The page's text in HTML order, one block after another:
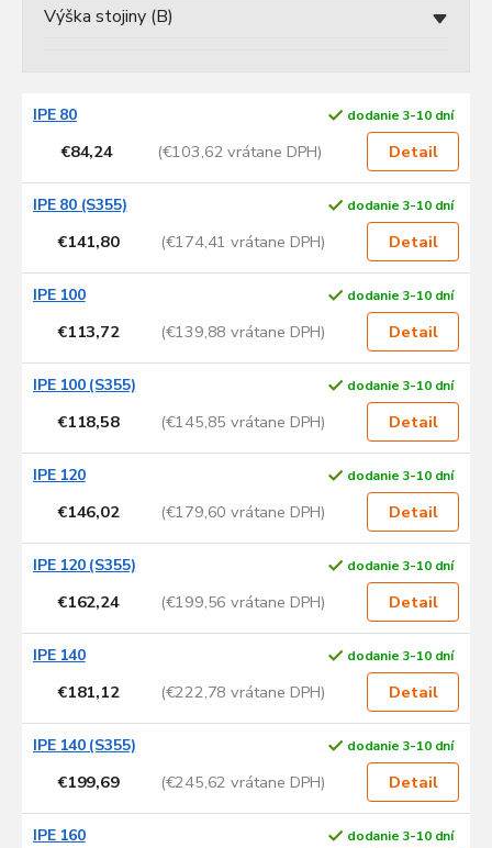
Výška stojiny (B)
V
i
o
d
t
IPE 80 dodanie 3-10 dní
€84,24 (€103,62 vrátane DPH) Detail
IPE 80 (S355) dodanie 3-10 dní
€141,80 (€174,41 vrátane DPH) Detail
IPE 100 dodanie 3-10 dní
€113,72 (€139,88 vrátane DPH) Detail
IPE 100 (S355) dodanie 3-10 dní
€118,58 (€145,85 vrátane DPH) Detail
IPE 120 dodanie 3-10 dní
€146,02 (€179,60 vrátane DPH) Detail
IPE 120 (S355) dodanie 3-10 dní
€162,24 (€199,56 vrátane DPH) Detail
IPE 140 dodanie 3-10 dní
€181,12 (€222,78 vrátane DPH) Detail
IPE 140 (S355) dodanie 3-10 dní
€199,69 (€245,62 vrátane DPH) Detail
IPE 160 dodanie 3-10 dní